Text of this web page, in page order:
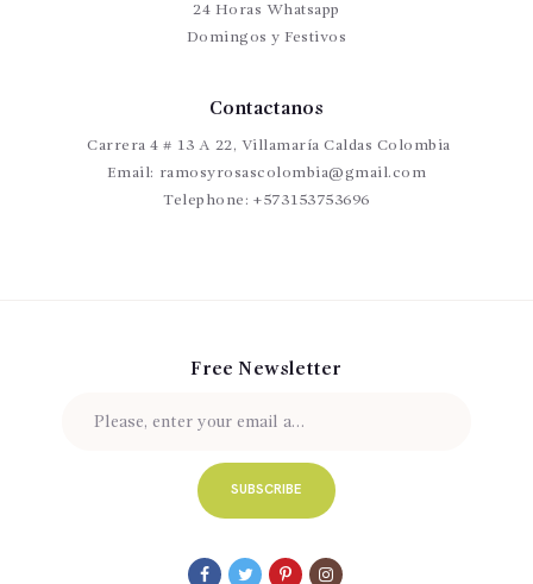
24 Horas Whatsapp
Domingos y Festivos
Contactanos
Carrera 4 # 13 A 22, Villamaría Caldas Colombia
Email: ramosyrosascolombia@gmail.com
Telephone: +573153753696
Free Newsletter